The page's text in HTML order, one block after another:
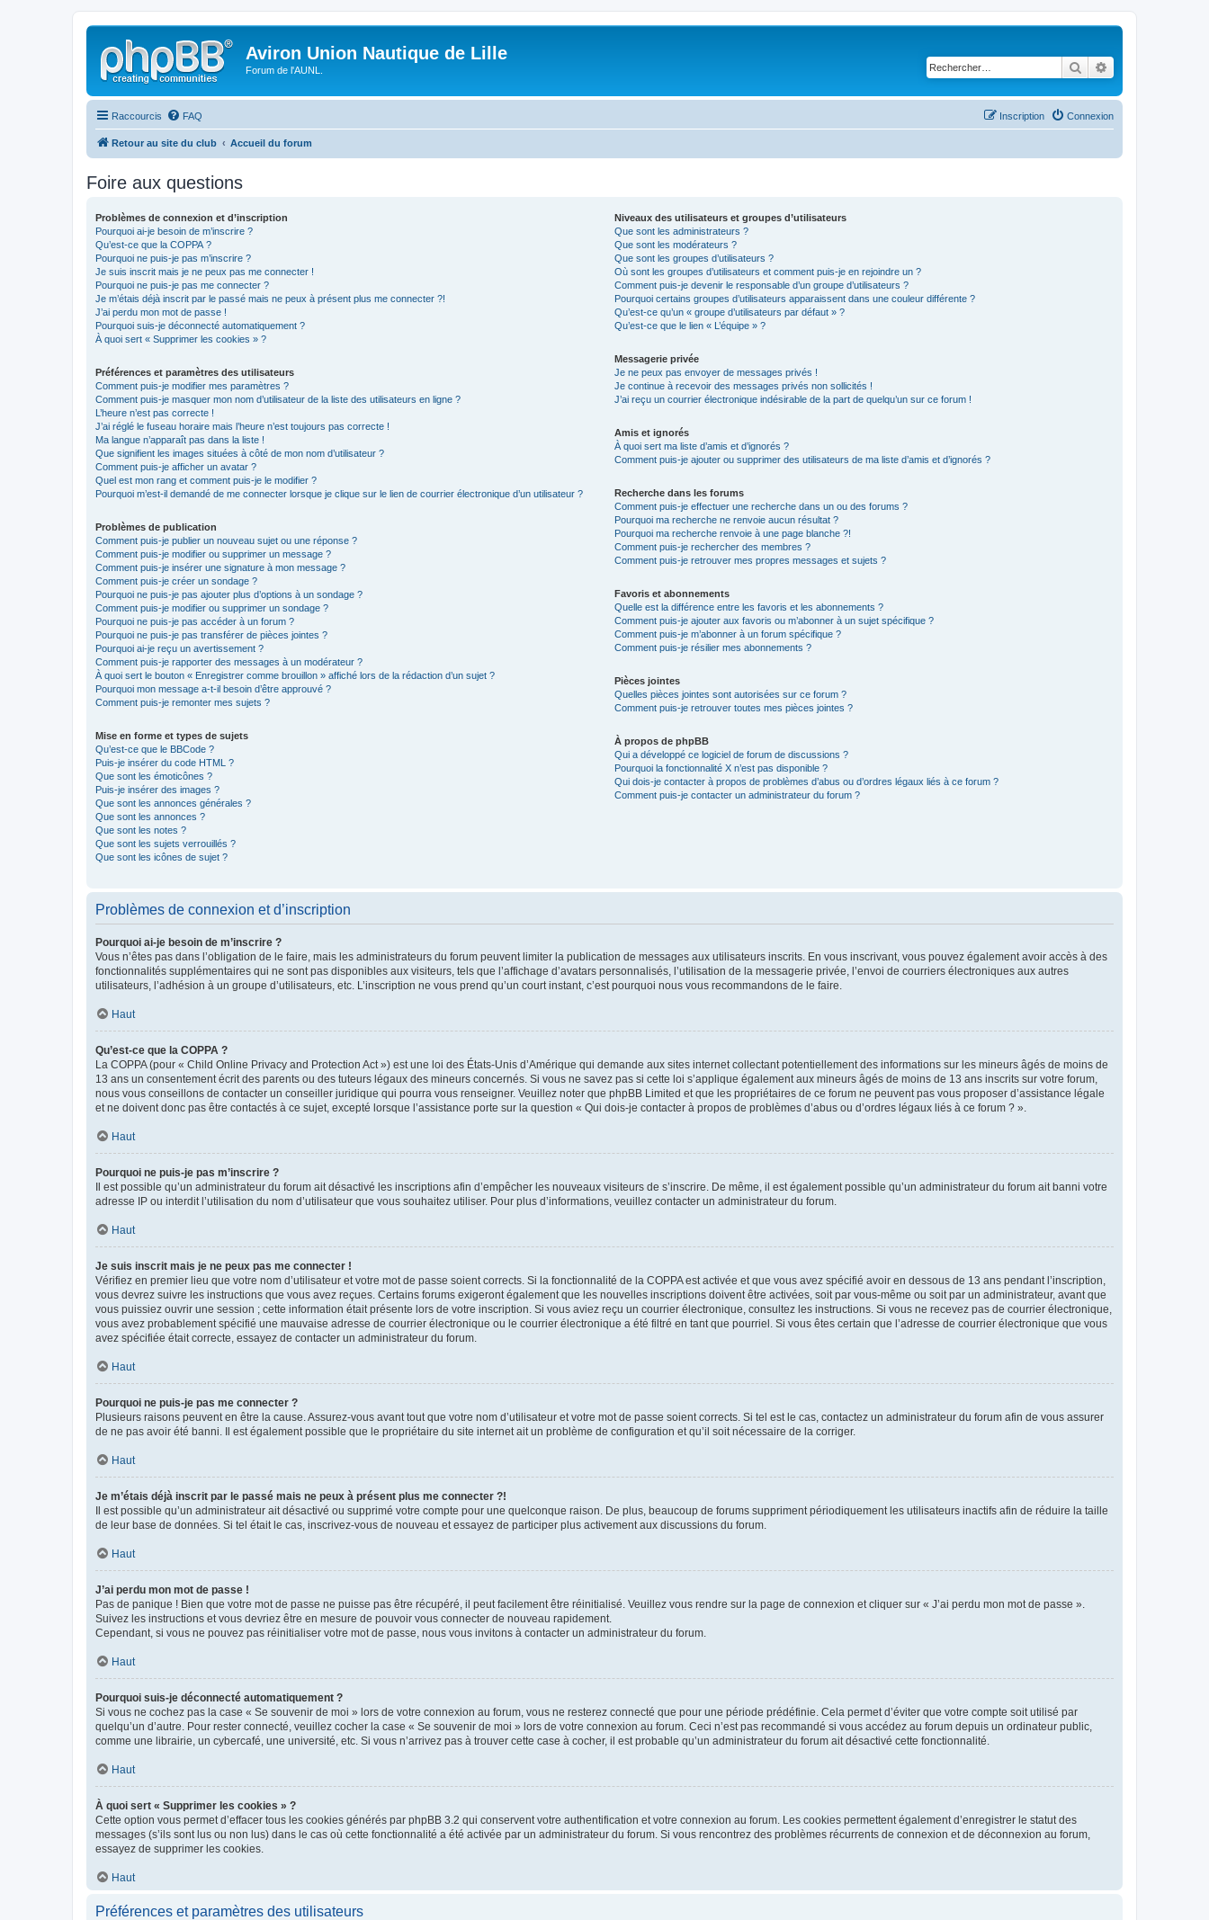
Aviron Union Nautique de Lille
Forum de l'AUNL. Rechercher
Raccourcis FAQ Connexion
Inscription
Retour au site du club Accueil du forum
Foire aux questions
Problèmes de connexion et d’inscription
Pourquoi ai-je besoin de m’inscrire ?
Qu’est-ce que la COPPA ?
Pourquoi ne puis-je pas m’inscrire ?
Je suis inscrit mais je ne peux pas me connecter !
Pourquoi ne puis-je pas me connecter ?
Je m’étais déjà inscrit par le passé mais ne peux à présent plus me connecter ?!
J’ai perdu mon mot de passe !
Pourquoi suis-je déconnecté automatiquement ?
À quoi sert « Supprimer les cookies » ?
Préférences et paramètres des utilisateurs
Comment puis-je modifier mes paramètres ?
Comment puis-je masquer mon nom d’utilisateur de la liste des utilisateurs en ligne ?
L’heure n’est pas correcte !
J’ai réglé le fuseau horaire mais l’heure n’est toujours pas correcte !
Ma langue n’apparaît pas dans la liste !
Que signifient les images situées à côté de mon nom d’utilisateur ?
Comment puis-je afficher un avatar ?
Quel est mon rang et comment puis-je le modifier ?
Pourquoi m’est-il demandé de me connecter lorsque je clique sur le lien de courrier électronique d’un utilisateur ?
Problèmes de publication
Comment puis-je publier un nouveau sujet ou une réponse ?
Comment puis-je modifier ou supprimer un message ?
Comment puis-je insérer une signature à mon message ?
Comment puis-je créer un sondage ?
Pourquoi ne puis-je pas ajouter plus d’options à un sondage ?
Comment puis-je modifier ou supprimer un sondage ?
Pourquoi ne puis-je pas accéder à un forum ?
Pourquoi ne puis-je pas transférer de pièces jointes ?
Pourquoi ai-je reçu un avertissement ?
Comment puis-je rapporter des messages à un modérateur ?
À quoi sert le bouton « Enregistrer comme brouillon » affiché lors de la rédaction d’un sujet ?
Pourquoi mon message a-t-il besoin d’être approuvé ?
Comment puis-je remonter mes sujets ?
Mise en forme et types de sujets
Qu’est-ce que le BBCode ?
Puis-je insérer du code HTML ?
Que sont les émoticônes ?
Puis-je insérer des images ?
Que sont les annonces générales ?
Que sont les annonces ?
Que sont les notes ?
Que sont les sujets verrouillés ?
Que sont les icônes de sujet ?
Niveaux des utilisateurs et groupes d’utilisateurs
Que sont les administrateurs ?
Que sont les modérateurs ?
Que sont les groupes d’utilisateurs ?
Où sont les groupes d’utilisateurs et comment puis-je en rejoindre un ?
Comment puis-je devenir le responsable d’un groupe d’utilisateurs ?
Pourquoi certains groupes d’utilisateurs apparaissent dans une couleur différente ?
Qu’est-ce qu’un « groupe d’utilisateurs par défaut » ?
Qu’est-ce que le lien « L’équipe » ?
Messagerie privée
Je ne peux pas envoyer de messages privés !
Je continue à recevoir des messages privés non sollicités !
J’ai reçu un courrier électronique indésirable de la part de quelqu’un sur ce forum !
Amis et ignorés
À quoi sert ma liste d’amis et d’ignorés ?
Comment puis-je ajouter ou supprimer des utilisateurs de ma liste d’amis et d’ignorés ?
Recherche dans les forums
Comment puis-je effectuer une recherche dans un ou des forums ?
Pourquoi ma recherche ne renvoie aucun résultat ?
Pourquoi ma recherche renvoie à une page blanche ?!
Comment puis-je rechercher des membres ?
Comment puis-je retrouver mes propres messages et sujets ?
Favoris et abonnements
Quelle est la différence entre les favoris et les abonnements ?
Comment puis-je ajouter aux favoris ou m’abonner à un sujet spécifique ?
Comment puis-je m’abonner à un forum spécifique ?
Comment puis-je résilier mes abonnements ?
Pièces jointes
Quelles pièces jointes sont autorisées sur ce forum ?
Comment puis-je retrouver toutes mes pièces jointes ?
À propos de phpBB
Qui a développé ce logiciel de forum de discussions ?
Pourquoi la fonctionnalité X n’est pas disponible ?
Qui dois-je contacter à propos de problèmes d’abus ou d’ordres légaux liés à ce forum ?
Comment puis-je contacter un administrateur du forum ?
Problèmes de connexion et d’inscription
Pourquoi ai-je besoin de m’inscrire ?
Vous n’êtes pas dans l’obligation de le faire, mais les administrateurs du forum peuvent limiter la publication de messages aux utilisateurs inscrits. En vous inscrivant, vous pouvez également avoir accès à des
fonctionnalités supplémentaires qui ne sont pas disponibles aux visiteurs, tels que l’affichage d’avatars personnalisés, l’utilisation de la messagerie privée, l’envoi de courriers électroniques aux autres
utilisateurs, l’adhésion à un groupe d’utilisateurs, etc. L’inscription ne vous prend qu’un court instant, c’est pourquoi nous vous recommandons de le faire.
Haut
Qu’est-ce que la COPPA ?
La COPPA (pour « Child Online Privacy and Protection Act ») est une loi des États-Unis d’Amérique qui demande aux sites internet collectant potentiellement des informations sur les mineurs âgés de moins de
13 ans un consentement écrit des parents ou des tuteurs légaux des mineurs concernés. Si vous ne savez pas si cette loi s’applique également aux mineurs âgés de moins de 13 ans inscrits sur votre forum,
nous vous conseillons de contacter un conseiller juridique qui pourra vous renseigner. Veuillez noter que phpBB Limited et que les propriétaires de ce forum ne peuvent pas vous proposer d’assistance légale
et ne doivent donc pas être contactés à ce sujet, excepté lorsque l’assistance porte sur la question « Qui dois-je contacter à propos de problèmes d’abus ou d’ordres légaux liés à ce forum ? ».
Haut
Pourquoi ne puis-je pas m’inscrire ?
Il est possible qu’un administrateur du forum ait désactivé les inscriptions afin d’empêcher les nouveaux visiteurs de s’inscrire. De même, il est également possible qu’un administrateur du forum ait banni votre
adresse IP ou interdit l’utilisation du nom d’utilisateur que vous souhaitez utiliser. Pour plus d’informations, veuillez contacter un administrateur du forum.
Haut
Je suis inscrit mais je ne peux pas me connecter !
Vérifiez en premier lieu que votre nom d’utilisateur et votre mot de passe soient corrects. Si la fonctionnalité de la COPPA est activée et que vous avez spécifié avoir en dessous de 13 ans pendant l’inscription,
vous devrez suivre les instructions que vous avez reçues. Certains forums exigeront également que les nouvelles inscriptions doivent être activées, soit par vous-même ou soit par un administrateur, avant que
vous puissiez ouvrir une session ; cette information était présente lors de votre inscription. Si vous aviez reçu un courrier électronique, consultez les instructions. Si vous ne recevez pas de courrier électronique,
vous avez probablement spécifié une mauvaise adresse de courrier électronique ou le courrier électronique a été filtré en tant que pourriel. Si vous êtes certain que l’adresse de courrier électronique que vous
avez spécifiée était correcte, essayez de contacter un administrateur du forum.
Haut
Pourquoi ne puis-je pas me connecter ?
Plusieurs raisons peuvent en être la cause. Assurez-vous avant tout que votre nom d’utilisateur et votre mot de passe soient corrects. Si tel est le cas, contactez un administrateur du forum afin de vous assurer
de ne pas avoir été banni. Il est également possible que le propriétaire du site internet ait un problème de configuration et qu’il soit nécessaire de la corriger.
Haut
Je m’étais déjà inscrit par le passé mais ne peux à présent plus me connecter ?!
Il est possible qu’un administrateur ait désactivé ou supprimé votre compte pour une quelconque raison. De plus, beaucoup de forums suppriment périodiquement les utilisateurs inactifs afin de réduire la taille
de leur base de données. Si tel était le cas, inscrivez-vous de nouveau et essayez de participer plus activement aux discussions du forum.
Haut
J’ai perdu mon mot de passe !
Pas de panique ! Bien que votre mot de passe ne puisse pas être récupéré, il peut facilement être réinitialisé. Veuillez vous rendre sur la page de connexion et cliquer sur « J’ai perdu mon mot de passe ».
Suivez les instructions et vous devriez être en mesure de pouvoir vous connecter de nouveau rapidement.
Cependant, si vous ne pouvez pas réinitialiser votre mot de passe, nous vous invitons à contacter un administrateur du forum.
Haut
Pourquoi suis-je déconnecté automatiquement ?
Si vous ne cochez pas la case « Se souvenir de moi » lors de votre connexion au forum, vous ne resterez connecté que pour une période prédéfinie. Cela permet d’éviter que votre compte soit utilisé par
quelqu’un d’autre. Pour rester connecté, veuillez cocher la case « Se souvenir de moi » lors de votre connexion au forum. Ceci n’est pas recommandé si vous accédez au forum depuis un ordinateur public,
comme une librairie, un cybercafé, une université, etc. Si vous n’arrivez pas à trouver cette case à cocher, il est probable qu’un administrateur du forum ait désactivé cette fonctionnalité.
Haut
À quoi sert « Supprimer les cookies » ?
Cette option vous permet d’effacer tous les cookies générés par phpBB 3.2 qui conservent votre authentification et votre connexion au forum. Les cookies permettent également d’enregistrer le statut des
messages (s’ils sont lus ou non lus) dans le cas où cette fonctionnalité a été activée par un administrateur du forum. Si vous rencontrez des problèmes récurrents de connexion et de déconnexion au forum,
essayez de supprimer les cookies.
Haut
Préférences et paramètres des utilisateurs